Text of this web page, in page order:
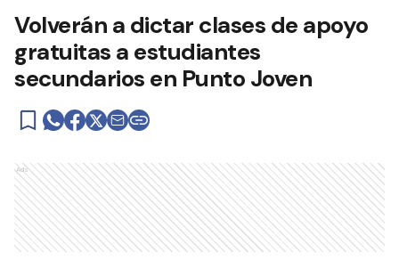
Volverán a dictar clases de apoyo
gratuitas a estudiantes
secundarios en Punto Joven
Ads